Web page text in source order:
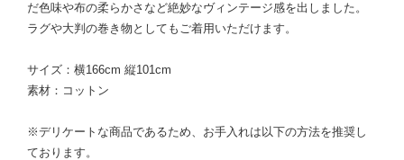
だ色味や布の柔らかさなど絶妙なヴィンテージ感を出しました。
ラグや大判の巻き物としてもご着用いただけます。
サイズ：横166cm 縦101cm
素材：コットン
※デリケートな商品であるため、お手入れは以下の方法を推奨し
ております。